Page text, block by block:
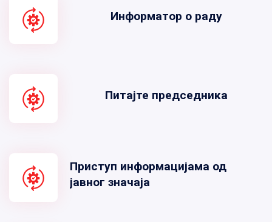
Информатор о раду
Питајте председника
Приступ информацијама од
јавног значаја